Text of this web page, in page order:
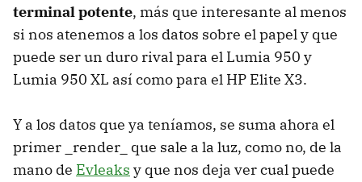
terminal potente, más que interesante al menos
si nos atenemos a los datos sobre el papel y que
puede ser un duro rival para el Lumia 950 y
Lumia 950 XL así como para el HP Elite X3.
Y a los datos que ya teníamos, se suma ahora el
primer _render_ que sale a la luz, como no, de la
mano de Evleaks y que nos deja ver cual puede